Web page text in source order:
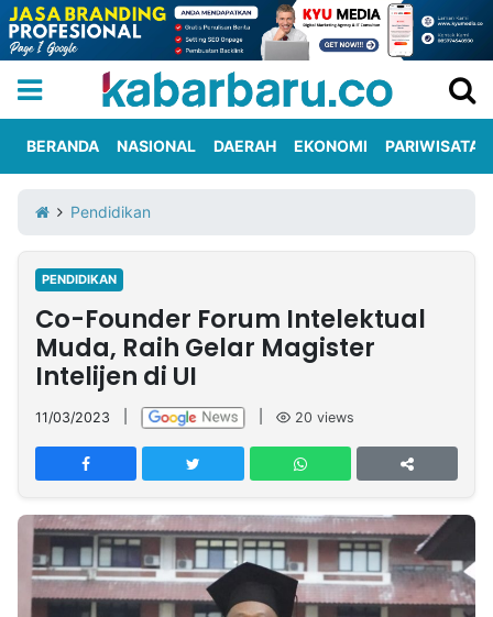
Iklan
Berita
Kami
Nasional
International
Olahraga
Entertainment
Daerah
Pariwisata
Kuliner
Kolom
Network
PT
TREETAN
INDONESIA
Partner
BERANDA NASIONAL DAERAH EKONOMI PARIWISATA
Pendidikan
PENDIDIKAN
Co-Founder Forum Intelektual
Muda, Raih Gelar Magister
Intelijen di UI
11/03/2023 20 views